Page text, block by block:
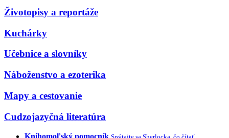
Životopisy a reportáže
Kuchárky
Učebnice a slovníky
Náboženstvo a ezoterika
Mapy a cestovanie
Cudzojazyčná literatúra